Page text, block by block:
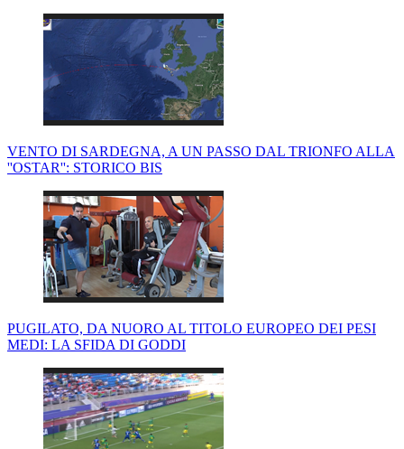
VENTO DI SARDEGNA, A UN PASSO DAL TRIONFO ALLA
''OSTAR'': STORICO BIS
PUGILATO, DA NUORO AL TITOLO EUROPEO DEI PESI
MEDI: LA SFIDA DI GODDI